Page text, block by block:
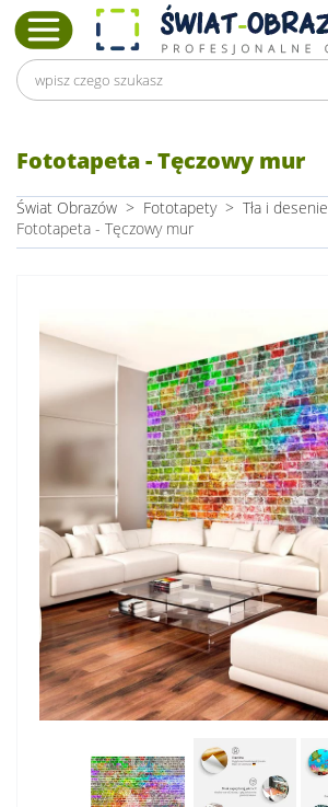
Fototapeta - Tęczowy mur
Świat Obrazów > Fototapety > Tła i desenie
Fototapeta - Tęczowy mur